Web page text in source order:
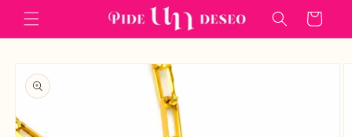
directamente
Carrito
a la
información